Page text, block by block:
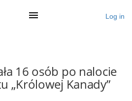
Log in
16 osób po nalocie
„Królowej Kanady”